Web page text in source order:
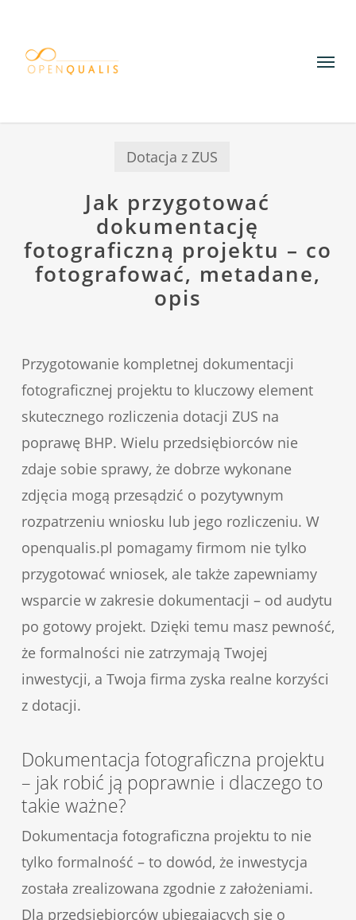
main
Menu
Dotacja z ZUS
Jak przygotować
dokumentację
fotograficzną projektu – co
fotografować, metadane,
opis
Przygotowanie kompletnej dokumentacji
fotograficznej projektu to kluczowy element
skutecznego rozliczenia dotacji ZUS na
poprawę BHP. Wielu przedsiębiorców nie
zdaje sobie sprawy, że dobrze wykonane
zdjęcia mogą przesądzić o pozytywnym
rozpatrzeniu wniosku lub jego rozliczeniu. W
openqualis.pl pomagamy firmom nie tylko
przygotować wniosek, ale także zapewniamy
wsparcie w zakresie dokumentacji – od audytu
po gotowy projekt. Dzięki temu masz pewność,
że formalności nie zatrzymają Twojej
inwestycji, a Twoja firma zyska realne korzyści
z dotacji.
Dokumentacja fotograficzna projektu
– jak robić ją poprawnie i dlaczego to
takie ważne?
Dokumentacja fotograficzna projektu to nie
tylko formalność – to dowód, że inwestycja
została zrealizowana zgodnie z założeniami.
Dla przedsiębiorców ubiegających się o